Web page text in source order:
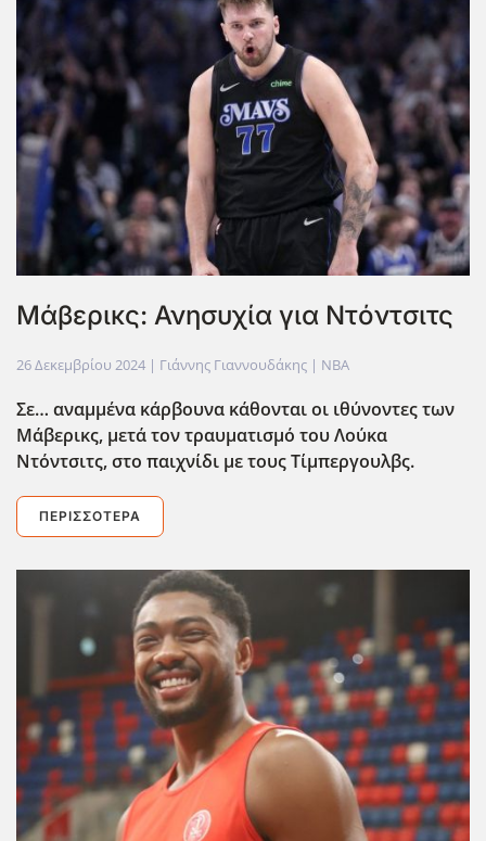
Μάβερικς: Ανησυχία για Ντόντσιτς
26 Δεκεμβρίου 2024 | Γιάννης Γιαννουδάκης | NBA
Σε… αναμμένα κάρβουνα κάθονται οι ιθύνοντες των
Μάβερικς, μετά τον τραυματισμό του Λούκα
Ντόντσιτς, στο παιχνίδι με τους Τίμπεργουλβς.
ΠΕΡΙΣΣΌΤΕΡΑ